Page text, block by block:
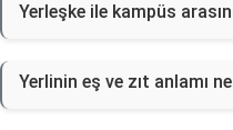
Yerleşke ile kampüs
Yerlinin eş ve zıt anlamı